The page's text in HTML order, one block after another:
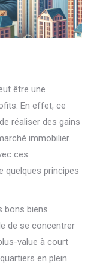
être une
En effet, ce
réaliser des gains
immobilier.
ces
quelques principes
bons biens
de se concentrer
value à court
en plein